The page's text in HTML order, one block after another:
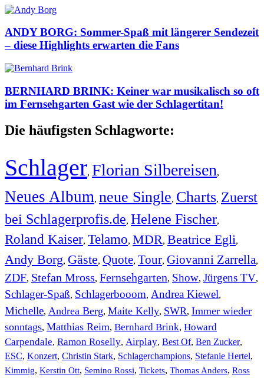
ANDY BORG: Sommer-Spaß mit längerer Sendezeit
– diese Highlights erwarten die Fans
BERNHARD BRINK: Keiner war musikalisch so oft
im Fernsehgarten Gast wie der Schlagertitan!
Die häufigsten Schlagworte:
Schlager, Florian Silbereisen,
Neues Album, neue Single, Charts, Zuerst
bei Schlagerprofis.de, Helene Fischer,
Roland Kaiser, Telamo, MDR, Beatrice Egli,
Andy Borg, Gäste, Quote, Tour, Giovanni Zarrella,
ZDF, Stefan Mross, Fernsehgarten, Show, Jürgens TV,
Schlager-Spaß, Schlagerbooom, Andrea Kiewel,
Michelle, Andrea Berg, Maite Kelly, SWR, Immer wieder
sonntags, Matthias Reim, Bernhard Brink, Howard
Carpendale, Ramon Roselly, Airplay, Best Of, Ben Zucker,
ESC, Konzert, Christin Stark, Schlagerchampions, Stefanie Hertel,
Kimmig, Kerstin Ott, Semino Rossi, Tickets, Thomas Anders, Ross